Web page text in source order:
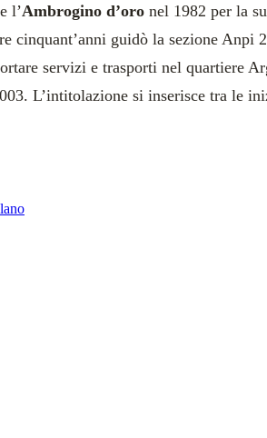
l’Ambrogino d’oro nel 1982 per la
cinquant’anni guidò la sezione Anpi
servizi e trasporti nel quartiere
L’intitolazione si inserisce tra le